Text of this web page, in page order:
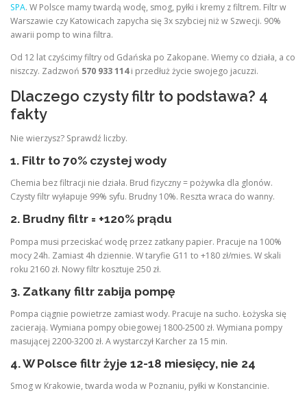
SPA. W Polsce mamy twardą wodę, smog, pyłki i kremy z filtrem. Filtr w
Warszawie czy Katowicach zapycha się 3x szybciej niż w Szwecji. 90%
awarii pomp to wina filtra.
Od 12 lat czyścimy filtry od Gdańska po Zakopane. Wiemy co działa, a co
niszczy. Zadzwoń 570 933 114i przedłuż życie swojego jacuzzi.
Dlaczego czysty filtr to podstawa? 4
fakty
Nie wierzysz? Sprawdź liczby.
1. Filtr to 70% czystej wody
Chemia bez filtracji nie działa. Brud fizyczny = pożywka dla glonów.
Czysty filtr wyłapuje 99% syfu. Brudny 10%. Reszta wraca do wanny.
2. Brudny filtr = +120% prądu
Pompa musi przeciskać wodę przez zatkany papier. Pracuje na 100%
mocy 24h. Zamiast 4h dziennie. W taryfie G11 to +180 zł/mies. W skali
roku 2160 zł. Nowy filtr kosztuje 250 zł.
3. Zatkany filtr zabija pompę
Pompa ciągnie powietrze zamiast wody. Pracuje na sucho. Łożyska się
zacierają. Wymiana pompy obiegowej 1800-2500 zł. Wymiana pompy
masującej 2200-3200 zł. A wystarczył Karcher za 15 min.
4. W Polsce filtr żyje 12-18 miesięcy, nie 24
Smog w Krakowie, twarda woda w Poznaniu, pyłki w Konstancinie.